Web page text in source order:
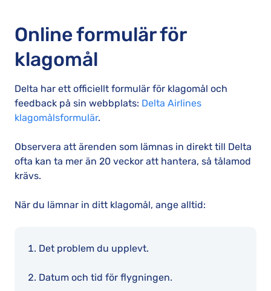
Online formulär för
klagomål
Delta har ett officiellt formulär för klagomål och
feedback på sin webbplats: Delta Airlines
klagomålsformulär.
Observera att ärenden som lämnas in direkt till Delta
ofta kan ta mer än 20 veckor att hantera, så tålamod
krävs.
När du lämnar in ditt klagomål, ange alltid:
Det problem du upplevt.
Datum och tid för flygningen.